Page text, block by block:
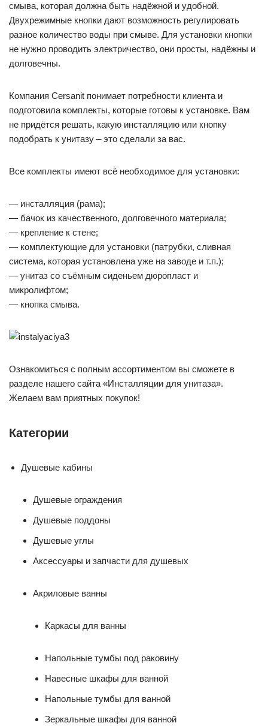
смыва, которая должна быть надёжной и удобной.
Двухрежимные кнопки дают возможность регулировать
разное количество воды при смыве. Для установки кнопки
не нужно проводить электричество, они просты, надёжны и
долговечны.
Компания Cersanit понимает потребности клиента и
подготовила комплекты, которые готовы к установке. Вам
не придётся решать, какую инсталляцию или кнопку
подобрать к унитазу – это сделали за вас.
Все комплекты имеют всё необходимое для установки:
— инсталляция (рама);
— бачок из качественного, долговечного материала;
— крепление к стене;
— комплектующие для установки (патрубки, сливная
система, которая установлена уже на заводе и т.п.);
— унитаз со съёмным сиденьем дюропласт и
микролифтом;
— кнопка смыва.
Ознакомиться с полным ассортиментом вы сможете в
разделе нашего сайта «Инсталляции для унитаза».
Желаем вам приятных покупок!
Категории
Душевые кабины
Душевые ограждения
Душевые поддоны
Душевые углы
Аксессуары и запчасти для душевых
Акриловые ванны
Каркасы для ванны
Напольные тумбы под раковину
Навесные шкафы для ванной
Напольные тумбы для ванной
Зеркальные шкафы для ванной